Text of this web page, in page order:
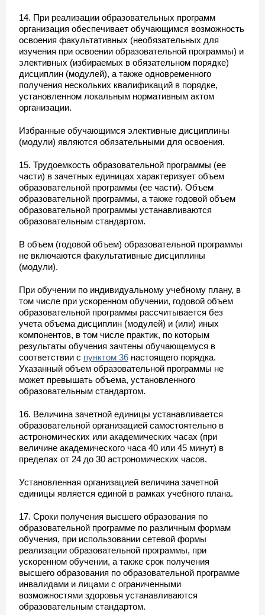
14. При реализации образовательных программ
организация обеспечивает обучающимся возможность
освоения факультативных (необязательных для
изучения при освоении образовательной программы) и
элективных (избираемых в обязательном порядке)
дисциплин (модулей), а также одновременного
получения нескольких квалификаций в порядке,
установленном локальным нормативным актом
организации.
Избранные обучающимся элективные дисциплины
(модули) являются обязательными для освоения.
15. Трудоемкость образовательной программы (ее
части) в зачетных единицах характеризует объем
образовательной программы (ее части). Объем
образовательной программы, а также годовой объем
образовательной программы устанавливаются
образовательным стандартом.
В объем (годовой объем) образовательной программы
не включаются факультативные дисциплины
(модули).
При обучении по индивидуальному учебному плану, в
том числе при ускоренном обучении, годовой объем
образовательной программы рассчитывается без
учета объема дисциплин (модулей) и (или) иных
компонентов, в том числе практик, по которым
результаты обучения зачтены обучающемуся в
соответствии с пунктом 36 настоящего порядка.
Указанный объем образовательной программы не
может превышать объема, установленного
образовательным стандартом.
16. Величина зачетной единицы устанавливается
образовательной организацией самостоятельно в
астрономических или академических часах (при
величине академического часа 40 или 45 минут) в
пределах от 24 до 30 астрономических часов.
Установленная организацией величина зачетной
единицы является единой в рамках учебного плана.
17. Сроки получения высшего образования по
образовательной программе по различным формам
обучения, при использовании сетевой формы
реализации образовательной программы, при
ускоренном обучении, а также срок получения
высшего образования по образовательной программе
инвалидами и лицами с ограниченными
возможностями здоровья устанавливаются
образовательным стандартом.